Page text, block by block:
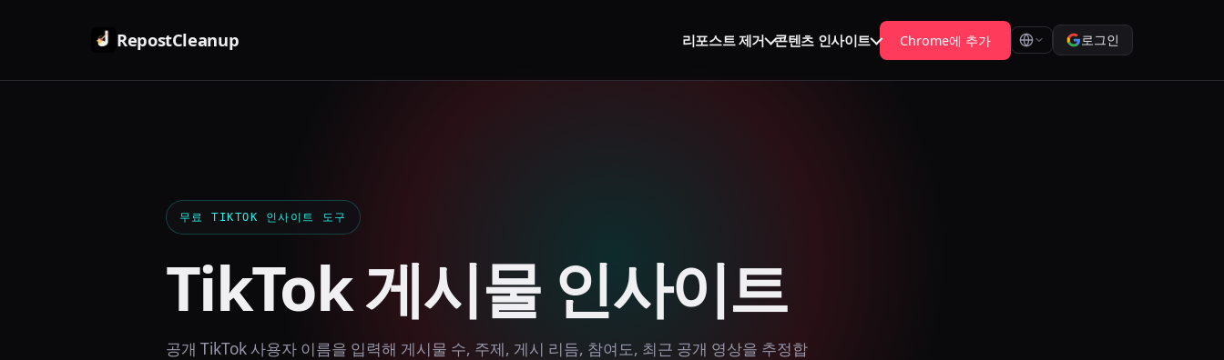
RepostCleanup 리포스트 제거 콘텐츠 인사이트 Chrome에 추가 로그인
무료 TIKTOK 인사이트 도구
TikTok 게시물 인사이트
공개 TikTok 사용자 이름을 입력해 게시물 수, 주제, 게시 리듬, 참여도, 최근 공개 영상을 추정합